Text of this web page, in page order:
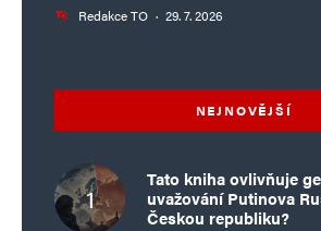
Redakce TO · 29. 7. 2026
NEJNOVĚJŠÍ
Tato kniha ovlivňuje
uvažování Putinova
Českou republiku?